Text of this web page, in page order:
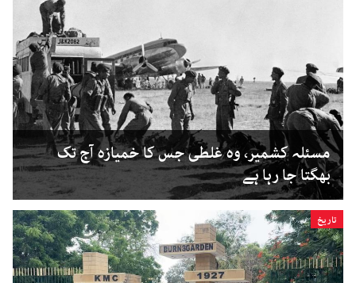
مسئلہ کشمیر، وہ غلطی جس کا خمیازہ آج تک
بھگتا جا رہا ہے
تاریخ